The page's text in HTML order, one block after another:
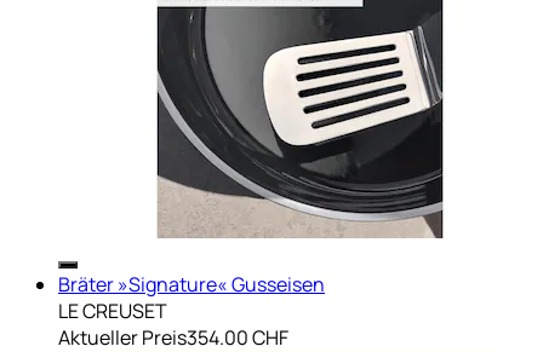
Bräter »Signature« Gusseisen
LE CREUSET
Aktueller Preis354.00 CHF